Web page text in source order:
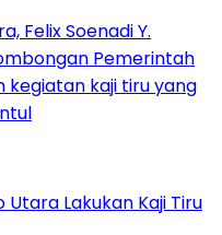
Lakukan Kaji Tiru